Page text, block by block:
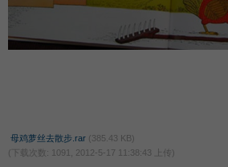
母鸡萝丝去散步.rar (385.43 KB)
(下载次数: 1091, 2012-5-17 11:38:43 上传)